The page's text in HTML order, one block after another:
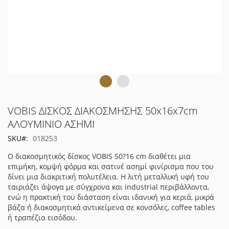
Μετάβαση
στην
αρχή
της
εικόνων
VOBIS ΔΙΣΚΟΣ ΔΙΑΚΟΣΜΗΣΗΣ 50x16x7cm
ΑΛΟΥΜΙΝΙΟ ΑΣΗΜΙ
SKU
018253
Ο διακοσμητικός δίσκος VOBIS 50?16 cm διαθέτει μια
επιμήκη, κομψή φόρμα και σατινέ ασημί φινίρισμα που του
δίνει μια διακριτική πολυτέλεια. Η λιτή μεταλλική υφή του
ταιριάζει άψογα με σύγχρονα και industrial περιβάλλοντα,
ενώ η πρακτική του διάσταση είναι ιδανική για κεριά, μικρά
βάζα ή διακοσμητικά αντικείμενα σε κονσόλες, coffee tables
ή τραπέζια εισόδου.